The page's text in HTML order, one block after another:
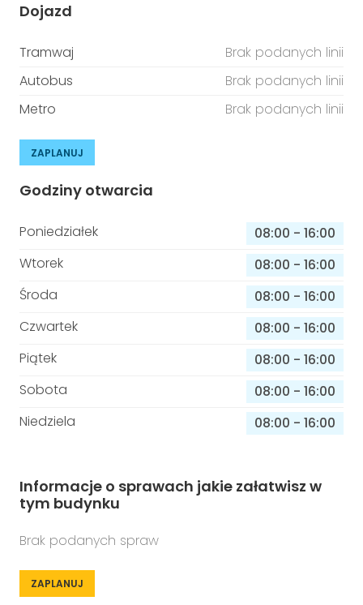
Dojazd
Tramwaj
Brak podanych linii
Autobus
Brak podanych linii
Metro
Brak podanych linii
ZAPLANUJ
Godziny otwarcia
Poniedziałek 08:00 - 16:00
Wtorek
08:00 - 16:00
Środa
08:00 - 16:00
Czwartek
08:00 - 16:00
Piątek
08:00 - 16:00
Sobota
08:00 - 16:00
Niedziela
08:00 - 16:00
Informacje o sprawach jakie załatwisz w
tym budynku
Brak podanych spraw
ZAPLANUJ